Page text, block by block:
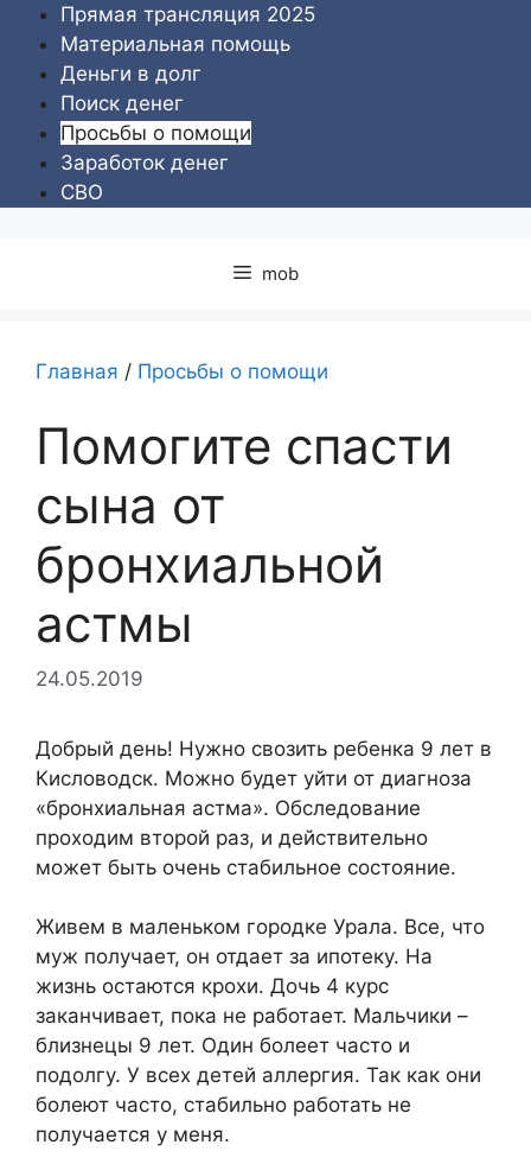
Перейти
содержимому
Прямая трансляция 2025
Материальная помощь
Деньги в долг
Поиск денег
Просьбы о помощи
Заработок денег
СВО
mob
Главная / Просьбы о помощи
Помогите спасти
сына от
бронхиальной
астмы
24.05.2019
Добрый день! Нужно свозить ребенка 9 лет в
Кисловодск. Можно будет уйти от диагноза
«бронхиальная астма». Обследование
проходим второй раз, и действительно
может быть очень стабильное состояние.
Живем в маленьком городке Урала. Все, что
муж получает, он отдает за ипотеку. На
жизнь остаются крохи. Дочь 4 курс
заканчивает, пока не работает. Мальчики –
близнецы 9 лет. Один болеет часто и
подолгу. У всех детей аллергия. Так как они
болеют часто, стабильно работать не
получается у меня.